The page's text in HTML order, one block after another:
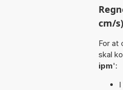
cm/s)
For at
skal
ipm':